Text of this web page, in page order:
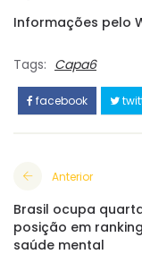
Informações pelo
Tags: Capa6
facebook
Anterior
Brasil ocupa
posição em
saúde mental